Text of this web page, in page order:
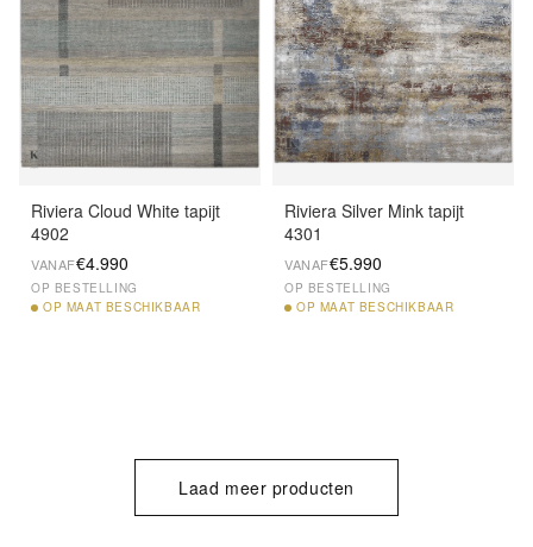
Riviera Cloud White tapijt
4902
VANAF€4.990
OP BESTELLING
OP MAAT BESCHIKBAAR
Riviera Silver Mink tapijt
4301
VANAF€5.990
OP BESTELLING
OP MAAT BESCHIKBAAR
Laad meer producten